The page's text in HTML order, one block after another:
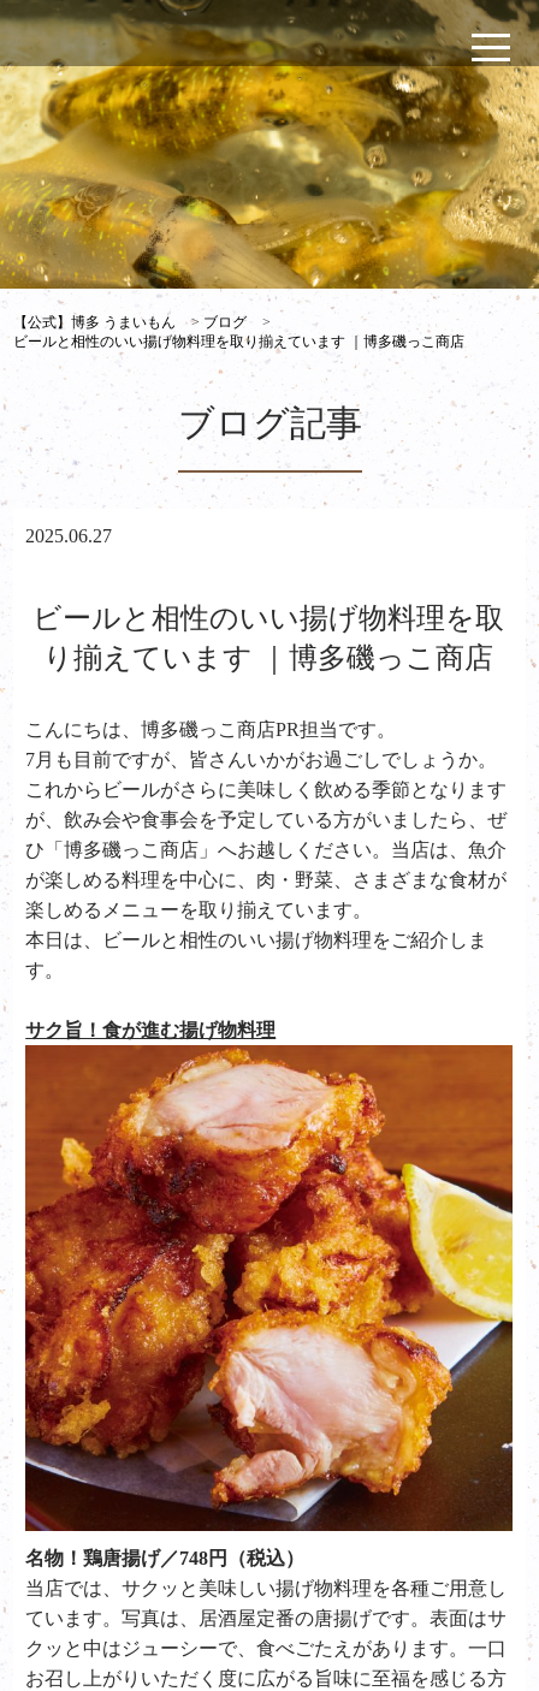
【公式】博多 うまいもん > ブログ
>
ビールと相性のいい揚げ物料理を取り揃えています ｜博多磯っこ商店
ブログ記事
2025.06.27
ビールと相性のいい揚げ物料理を取
り揃えています ｜博多磯っこ商店
こんにちは、博多磯っこ商店PR担当です。
7月も目前ですが、皆さんいかがお過ごしでしょうか。
これからビールがさらに美味しく飲める季節となります
が、飲み会や食事会を予定している方がいましたら、ぜ
ひ「博多磯っこ商店」へお越しください。当店は、魚介
が楽しめる料理を中心に、肉・野菜、さまざまな食材が
楽しめるメニューを取り揃えています。
本日は、ビールと相性のいい揚げ物料理をご紹介しま
す。
サク旨！食が進む揚げ物料理
名物！鶏唐揚げ／748円（税込）
当店では、サクッと美味しい揚げ物料理を各種ご用意し
ています。写真は、居酒屋定番の唐揚げです。表面はサ
クッと中はジューシーで、食べごたえがあります。一口
お召し上がりいただく度に広がる旨味に至福を感じる方